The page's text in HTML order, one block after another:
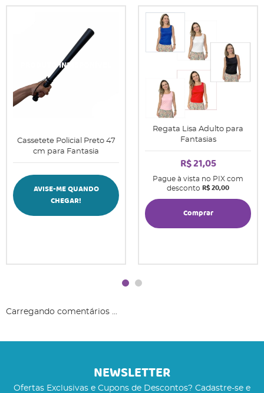
Cassetete Policial Preto 47
cm para Fantasia
AVISE-ME QUANDO
CHEGAR!
Regata Lisa Adulto para
Fantasias
R$ 21,05
Pague à vista no PIX com
desconto R$ 20,00
Comprar
Carregando comentários ...
NEWSLETTER
Ofertas Exclusivas e Cupons de Descontos? Cadastre-se e